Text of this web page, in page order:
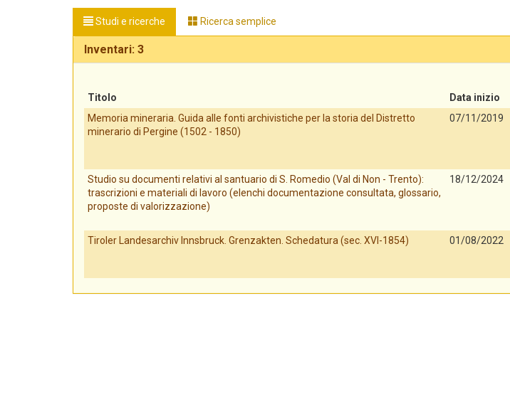
Studi e ricerche Ricerca semplice
Inventari: 3
Titolo Data inizio
Memoria mineraria. Guida alle fonti archivistiche per la storia del Distretto
minerario di Pergine (1502 - 1850)
07/11/2019
Studio su documenti relativi al santuario di S. Romedio (Val di Non - Trento):
trascrizioni e materiali di lavoro (elenchi documentazione consultata, glossario,
proposte di valorizzazione)
18/12/2024
Tiroler Landesarchiv Innsbruck. Grenzakten. Schedatura (sec. XVI-1854) 01/08/2022